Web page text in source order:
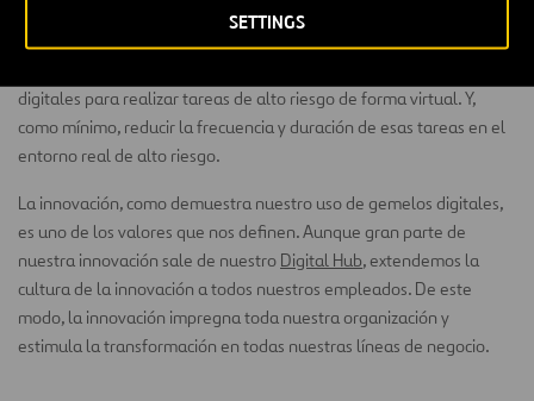
SETTINGS
gestión de activos, realizar inspecciones y llevar a cabo actividades
de diseño y planificación con conocimiento de causa. Nuestro
digitales para realizar tareas de alto riesgo de forma virtual. Y,
como mínimo, reducir la frecuencia y duración de esas tareas en el
entorno real de alto riesgo.
La innovación, como demuestra nuestro uso de gemelos digitales,
es uno de los valores que nos definen. Aunque gran parte de
nuestra innovación sale de nuestro Digital Hub, extendemos la
cultura de la innovación a todos nuestros empleados. De este
modo, la innovación impregna toda nuestra organización y
estimula la transformación en todas nuestras líneas de negocio.